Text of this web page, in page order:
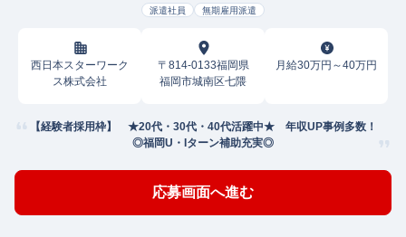
派遣社員 無期雇用派遣
西日本スターワーク
ス株式会社
〒814-0133福岡県
福岡市城南区七隈
月給30万円～40万円
【経験者採用枠】 ★20代・30代・40代活躍中★ 年収UP事例多数！
◎福岡U・Iターン補助充実◎
応募画面へ進む